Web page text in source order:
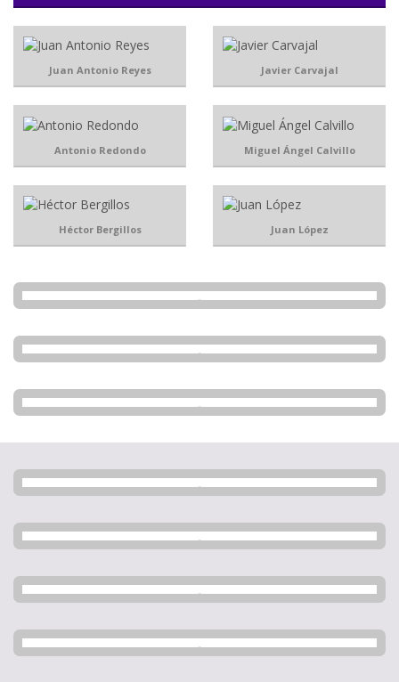
Juan Antonio Reyes Javier Carvajal
Antonio Redondo Miguel Ángel Calvillo
Héctor Bergillos Juan López